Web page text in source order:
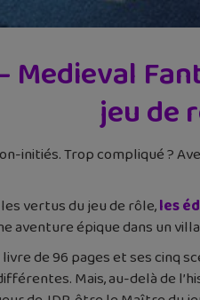
Medieval
jeu de
initiés. Trop compliqué ?
vertus du jeu de rôle,les
aventure épique dans un
de 96 pages et ses cinq
Mais, au-delà de